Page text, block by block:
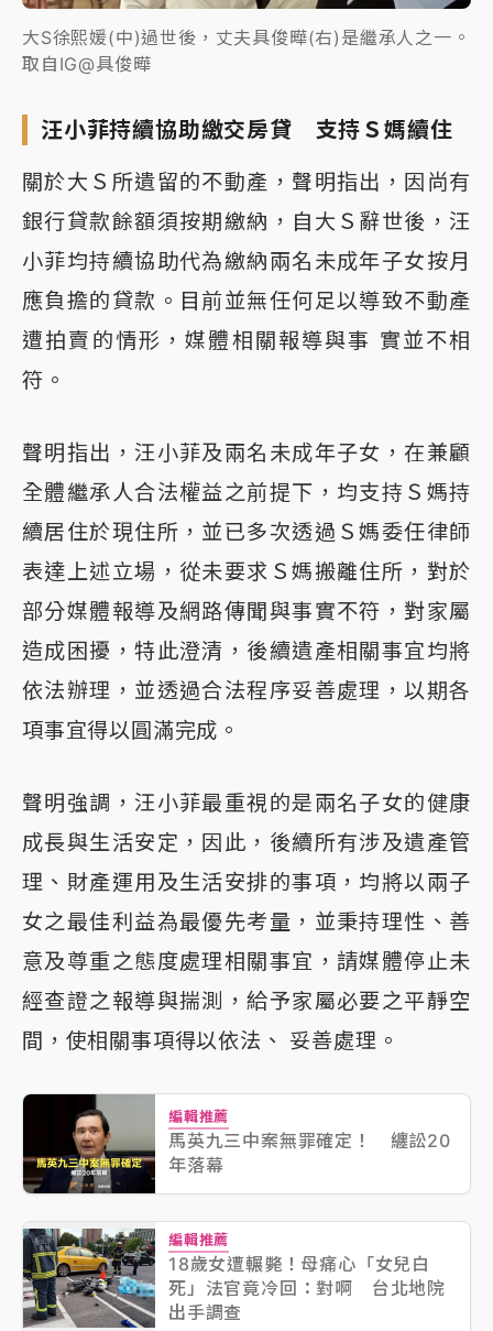
大S徐熙媛(中)過世後，丈夫具俊曄(右)是繼承人之一。
取自IG@具俊曄
汪小菲持續協助繳交房貸 支持Ｓ媽續住
關於大Ｓ所遺留的不動產，聲明指出，因尚有
銀行貸款餘額須按期繳納，自大Ｓ辭世後，汪
小菲均持續協助代為繳納兩名未成年子女按月
應負擔的貸款。目前並無任何足以導致不動產
遭拍賣的情形，媒體相關報導與事 實並不相
符。
聲明指出，汪小菲及兩名未成年子女，在兼顧
全體繼承人合法權益之前提下，均支持Ｓ媽持
續居住於現住所，並已多次透過Ｓ媽委任律師
表達上述立場，從未要求Ｓ媽搬離住所，對於
部分媒體報導及網路傳聞與事實不符，對家屬
造成困擾，特此澄清，後續遺產相關事宜均將
依法辦理，並透過合法程序妥善處理，以期各
項事宜得以圓滿完成。
聲明強調，汪小菲最重視的是兩名子女的健康
成長與生活安定，因此，後續所有涉及遺產管
理、財產運用及生活安排的事項，均將以兩子
女之最佳利益為最優先考量，並秉持理性、善
意及尊重之態度處理相關事宜，請媒體停止未
經查證之報導與揣測，給予家屬必要之平靜空
間，使相關事項得以依法、 妥善處理。
編輯推薦
馬英九三中案無罪確定！ 纏訟20
年落幕
編輯推薦
18歲女遭輾斃！母痛心「女兒白
死」法官竟冷回：對啊 台北地院
出手調查